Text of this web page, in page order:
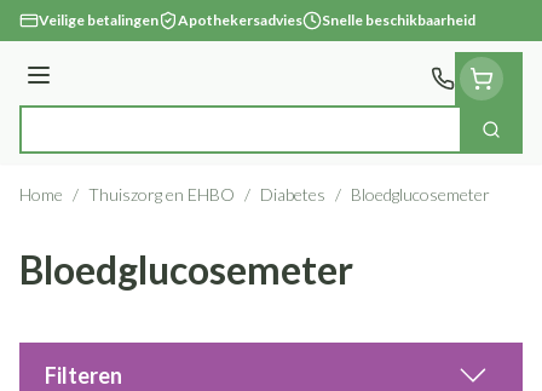
Ga naar de inhoud
Veilige betalingen Apothekersadvies Snelle beschikbaarheid
Menu
Zoek
Home / Thuiszorg en EHBO / Diabetes / Bloedglucosemeter
Bloedglucosemeter
Filteren